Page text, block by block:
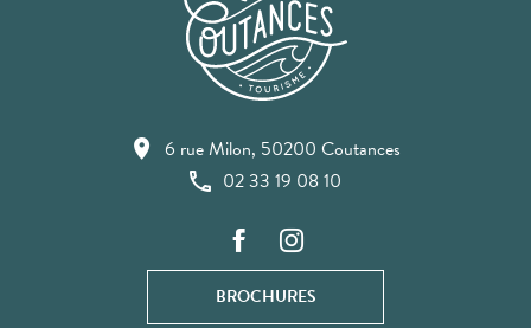
6 rue Milon, 50200 Coutances
02 33 19 08 10
BROCHURES